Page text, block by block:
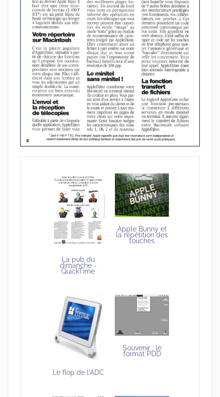
La pub du
dimanche -
QuickTime
Apple Bunny et
la répétition des
touches
Le flop de l'ADC
Souvenir : le
format PDD